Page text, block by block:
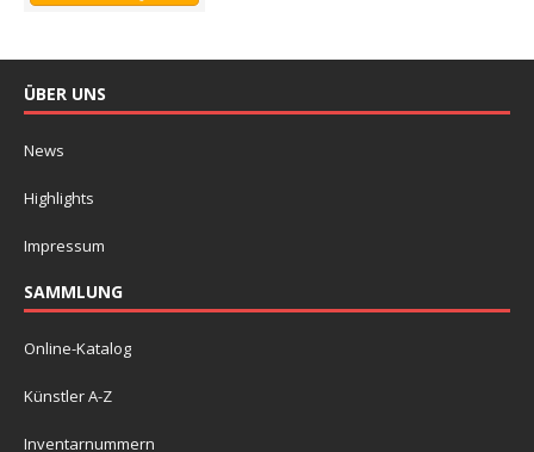
ÜBER UNS
News
Highlights
Impressum
SAMMLUNG
Online-Katalog
Künstler A-Z
Inventarnummern